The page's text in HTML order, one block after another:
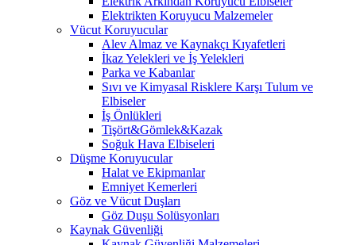
Elektrikten Koruyucu Malzemeler
Vücut Koruyucular
Alev Almaz ve Kaynakçı Kıyafetleri
İkaz Yelekleri ve İş Yelekleri
Parka ve Kabanlar
Sıvı ve Kimyasal Risklere Karşı Tulum ve
Elbiseler
İş Önlükleri
Tişört&Gömlek&Kazak
Soğuk Hava Elbiseleri
Düşme Koruyucular
Halat ve Ekipmanlar
Emniyet Kemerleri
Göz ve Vücut Duşları
Göz Duşu Solüsyonları
Kaynak Güvenliği